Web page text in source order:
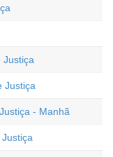
Justiça
Justiça
- Manhã